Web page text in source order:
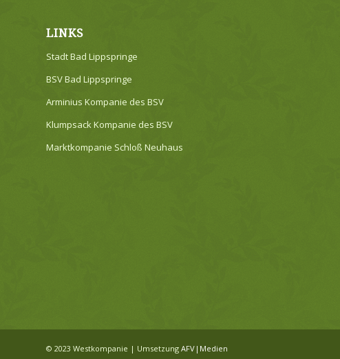
LINKS
Stadt Bad Lippspringe
BSV Bad Lippspringe
Arminius Kompanie des BSV
Klumpsack Kompanie des BSV
Marktkompanie Schloß Neuhaus
© 2023 Westkompanie | Umsetzung AFV|Medien